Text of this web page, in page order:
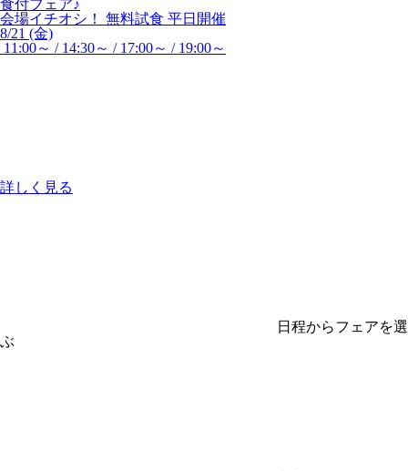
食付フェア♪
会場イチオシ！
無料試食 平日開催
8/21 (金)
11:00～ / 14:30～ / 17:00～ / 19:00～
詳しく見る
日程からフェアを選
ぶ